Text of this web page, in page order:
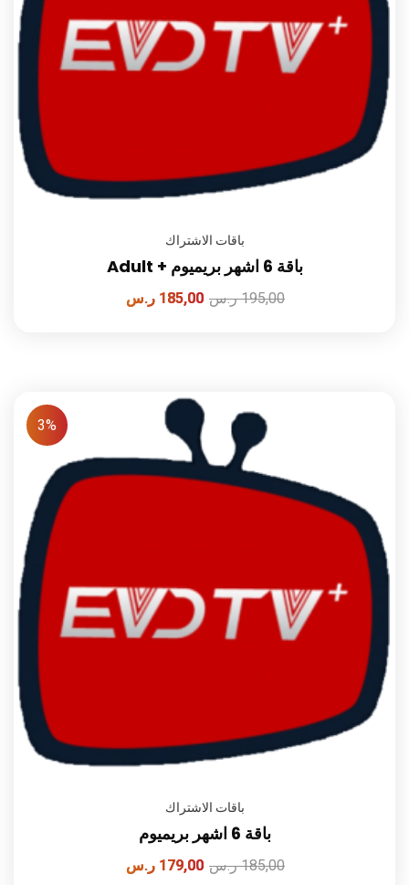
باقات الاشتراك
باقة 6 اشهر بريميوم + Adult
195,00 ر.س 185,00 ر.س
3%
باقات الاشتراك
باقة 6 اشهر بريميوم
185,00 ر.س 179,00 ر.س